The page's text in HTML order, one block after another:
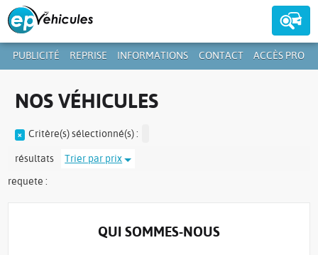
Contactez-nous au
PUBLICITÉ REPRISE INFORMATIONS CONTACT ACCÈS PRO
QUI SOMMES-NOUS
NOS VÉHICULES
Critère(s) sélectionné(s) :
résultats
Trier par prix
requete :